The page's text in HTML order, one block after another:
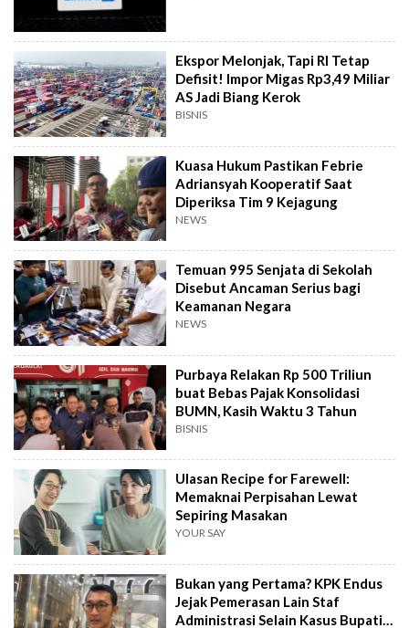
Ekspor Melonjak, Tapi RI Tetap
Defisit! Impor Migas Rp3,49 Miliar
AS Jadi Biang Kerok
BISNIS
Kuasa Hukum Pastikan Febrie
Adriansyah Kooperatif Saat
Diperiksa Tim 9 Kejagung
NEWS
Temuan 995 Senjata di Sekolah
Disebut Ancaman Serius bagi
Keamanan Negara
NEWS
Purbaya Relakan Rp 500 Triliun
buat Bebas Pajak Konsolidasi
BUMN, Kasih Waktu 3 Tahun
BISNIS
Ulasan Recipe for Farewell:
Memaknai Perpisahan Lewat
Sepiring Masakan
YOUR SAY
Bukan yang Pertama? KPK Endus
Jejak Pemerasan Lain Staf
Administrasi Selain Kasus Bupati